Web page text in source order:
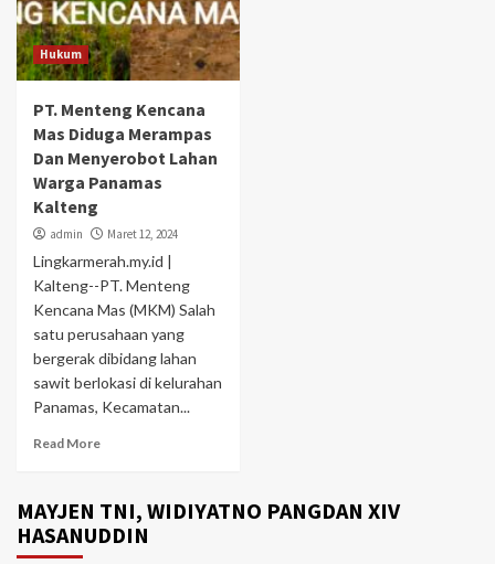
Hukum
PT. Menteng Kencana
Mas Diduga Merampas
Dan Menyerobot Lahan
Warga Panamas
Kalteng
admin Maret 12, 2024
Lingkarmerah.my.id |
Kalteng--PT. Menteng
Kencana Mas (MKM) Salah
satu perusahaan yang
bergerak dibidang lahan
sawit berlokasi di kelurahan
Panamas, Kecamatan...
Read More
MAYJEN TNI, WIDIYATNO PANGDAN XIV
HASANUDDIN